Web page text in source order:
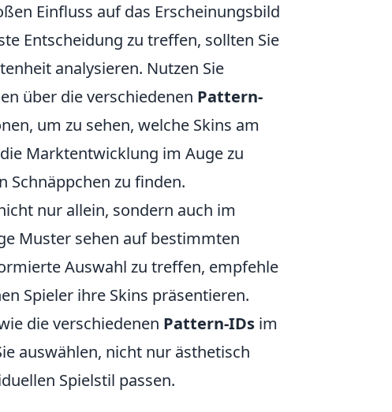
Einfluss auf das Erscheinungsbild
Entscheidung zu treffen, sollten Sie
analysieren. Nutzen Sie
über die verschiedenen Pattern-
um zu sehen, welche Skins am
Marktentwicklung im Auge zu
Schnäppchen zu finden.
nur allein, sondern auch im
Muster sehen auf bestimmten
Auswahl zu treffen, empfehle
Spieler ihre Skins präsentieren.
die verschiedenen Pattern-IDs im
auswählen, nicht nur ästhetisch
Spielstil passen.